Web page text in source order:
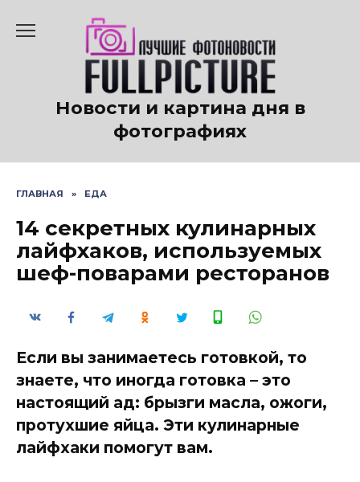
содержанию
Новости и картина дня в
фотографиях
ГЛАВНАЯ » ЕДА
14 секретных кулинарных
лайфхаков, используемых
шеф-поварами ресторанов
Если вы занимаетесь готовкой, то
знаете, что иногда готовка – это
настоящий ад: брызги масла, ожоги,
протухшие яйца. Эти кулинарные
лайфхаки помогут вам.